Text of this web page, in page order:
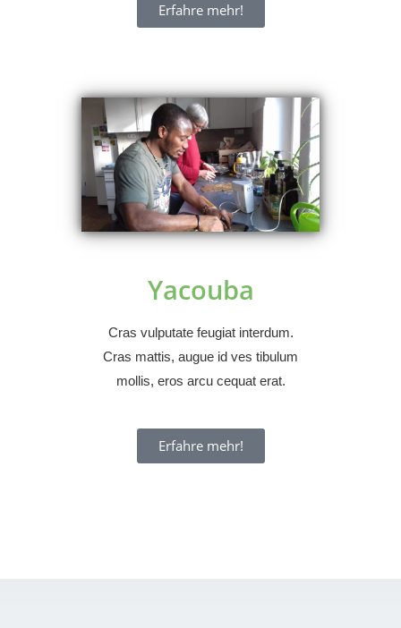
Yacouba
Cras vulputate feugiat interdum.
Cras mattis, augue id ves tibulum
mollis, eros arcu cequat erat.
Erfahre mehr!
Erfahre mehr!